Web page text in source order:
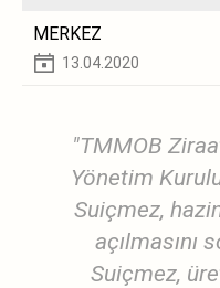
MERKEZ
13.04.2020
"TMMOB
Yönetim
Suiçmez,
açılmasını
Suiçmez,